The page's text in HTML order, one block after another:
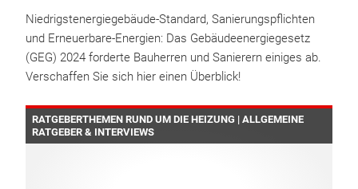
Niedrigstenergiegebäude-Standard, Sanierungspflichten
und Erneuerbare-Energien: Das Gebäudeenergiegesetz
(GEG) 2024 forderte Bauherren und Sanierern einiges ab.
Verschaffen Sie sich hier einen Überblick!
RATGEBERTHEMEN RUND UM DIE HEIZUNG | ALLGEMEINE
RATGEBER & INTERVIEWS